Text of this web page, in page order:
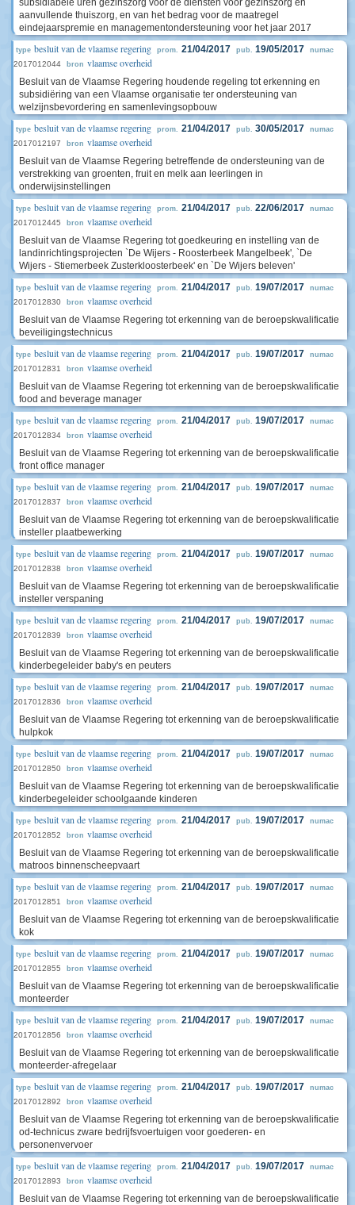
subsidiabele uren gezinszorg voor de diensten voor gezinszorg en
aanvullende thuiszorg, en van het bedrag voor de maatregel
eindejaarspremie en managementondersteuning voor het jaar 2017
type besluit van de vlaamse regering prom. 21/04/2017 pub. 19/05/2017 numac
2017012044 bron vlaamse overheid
Besluit van de Vlaamse Regering houdende regeling tot erkenning en
subsidiëring van een Vlaamse organisatie ter ondersteuning van
welzijnsbevordering en samenlevingsopbouw
type besluit van de vlaamse regering prom. 21/04/2017 pub. 30/05/2017 numac
2017012197 bron vlaamse overheid
Besluit van de Vlaamse Regering betreffende de ondersteuning van de
verstrekking van groenten, fruit en melk aan leerlingen in
onderwijsinstellingen
type besluit van de vlaamse regering prom. 21/04/2017 pub. 22/06/2017 numac
2017012445 bron vlaamse overheid
Besluit van de Vlaamse Regering tot goedkeuring en instelling van de
landinrichtingsprojecten `De Wijers - Roosterbeek Mangelbeek', `De
Wijers - Stiemerbeek Zusterkloosterbeek' en `De Wijers beleven'
type besluit van de vlaamse regering prom. 21/04/2017 pub. 19/07/2017 numac
2017012830 bron vlaamse overheid
Besluit van de Vlaamse Regering tot erkenning van de beroepskwalificatie
beveiligingstechnicus
type besluit van de vlaamse regering prom. 21/04/2017 pub. 19/07/2017 numac
2017012831 bron vlaamse overheid
Besluit van de Vlaamse Regering tot erkenning van de beroepskwalificatie
food and beverage manager
type besluit van de vlaamse regering prom. 21/04/2017 pub. 19/07/2017 numac
2017012834 bron vlaamse overheid
Besluit van de Vlaamse Regering tot erkenning van de beroepskwalificatie
front office manager
type besluit van de vlaamse regering prom. 21/04/2017 pub. 19/07/2017 numac
2017012837 bron vlaamse overheid
Besluit van de Vlaamse Regering tot erkenning van de beroepskwalificatie
insteller plaatbewerking
type besluit van de vlaamse regering prom. 21/04/2017 pub. 19/07/2017 numac
2017012838 bron vlaamse overheid
Besluit van de Vlaamse Regering tot erkenning van de beroepskwalificatie
insteller verspaning
type besluit van de vlaamse regering prom. 21/04/2017 pub. 19/07/2017 numac
2017012839 bron vlaamse overheid
Besluit van de Vlaamse Regering tot erkenning van de beroepskwalificatie
kinderbegeleider baby's en peuters
type besluit van de vlaamse regering prom. 21/04/2017 pub. 19/07/2017 numac
2017012836 bron vlaamse overheid
Besluit van de Vlaamse Regering tot erkenning van de beroepskwalificatie
hulpkok
type besluit van de vlaamse regering prom. 21/04/2017 pub. 19/07/2017 numac
2017012850 bron vlaamse overheid
Besluit van de Vlaamse Regering tot erkenning van de beroepskwalificatie
kinderbegeleider schoolgaande kinderen
type besluit van de vlaamse regering prom. 21/04/2017 pub. 19/07/2017 numac
2017012852 bron vlaamse overheid
Besluit van de Vlaamse Regering tot erkenning van de beroepskwalificatie
matroos binnenscheepvaart
type besluit van de vlaamse regering prom. 21/04/2017 pub. 19/07/2017 numac
2017012851 bron vlaamse overheid
Besluit van de Vlaamse Regering tot erkenning van de beroepskwalificatie
kok
type besluit van de vlaamse regering prom. 21/04/2017 pub. 19/07/2017 numac
2017012855 bron vlaamse overheid
Besluit van de Vlaamse Regering tot erkenning van de beroepskwalificatie
monteerder
type besluit van de vlaamse regering prom. 21/04/2017 pub. 19/07/2017 numac
2017012856 bron vlaamse overheid
Besluit van de Vlaamse Regering tot erkenning van de beroepskwalificatie
monteerder-afregelaar
type besluit van de vlaamse regering prom. 21/04/2017 pub. 19/07/2017 numac
2017012892 bron vlaamse overheid
Besluit van de Vlaamse Regering tot erkenning van de beroepskwalificatie
od-technicus zware bedrijfsvoertuigen voor goederen- en
personenvervoer
type besluit van de vlaamse regering prom. 21/04/2017 pub. 19/07/2017 numac
2017012893 bron vlaamse overheid
Besluit van de Vlaamse Regering tot erkenning van de beroepskwalificatie